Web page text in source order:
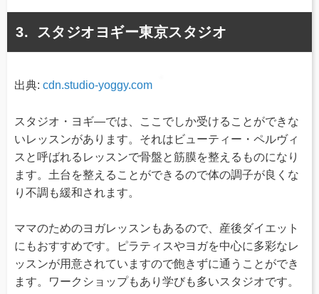
スタジオヨギー東京スタジオ
出典: cdn.studio-yoggy.com
スタジオ・ヨギ―では、ここでしか受けることができな
いレッスンがあります。それはビューティー・ペルヴィ
スと呼ばれるレッスンで骨盤と筋膜を整えるものになり
ます。土台を整えることができるので体の調子が良くな
り不調も緩和されます。
ママのためのヨガレッスンもあるので、産後ダイエット
にもおすすめです。ピラティスやヨガを中心に多彩なレ
ッスンが用意されていますので飽きずに通うことができ
ます。ワークショップもあり学びも多いスタジオです。